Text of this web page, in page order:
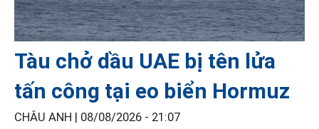
Tàu chở dầu UAE bị tên lửa
tấn công tại eo biển Hormuz
CHÂU ANH | 08/08/2026 - 21:07